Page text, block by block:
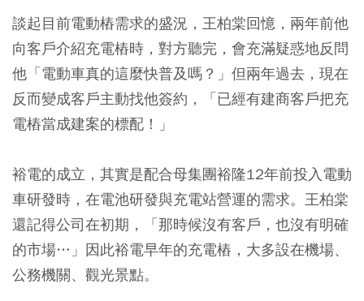
談起目前電動樁需求的盛況，王柏棠回憶，兩年前他
向客戶介紹充電樁時，對方聽完，會充滿疑惑地反問
他「電動車真的這麼快普及嗎？」但兩年過去，現在
反而變成客戶主動找他簽約，「已經有建商客戶把充
電樁當成建案的標配！」
裕電的成立，其實是配合母集團裕隆12年前投入電動
車研發時，在電池研發與充電站營運的需求。王柏棠
還記得公司在初期，「那時候沒有客戶，也沒有明確
的市場…」因此裕電早年的充電樁，大多設在機場、
公務機關、觀光景點。